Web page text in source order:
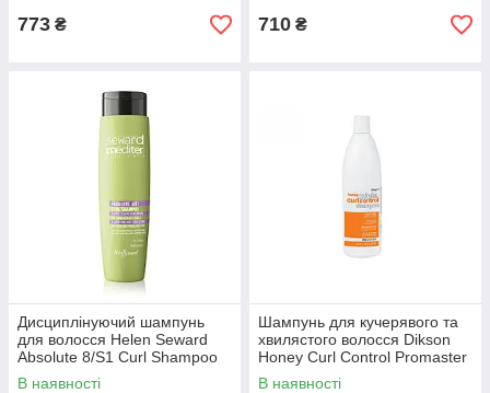
773 ₴ 710 ₴
Дисциплінуючий шампунь
для волосся Helen Seward
Absolute 8/S1 Curl Shampoo
300 мл
В наявності
Шампунь для кучерявого та
хвилястого волосся Dikson
Honey Curl Control Promaster
1000 мл
В наявності